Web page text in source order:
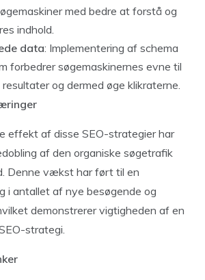
med bedre at forstå og
indhold.
data: Implementering af schema
forbedrer søgemaskinernes evne til
og dermed øge klikraterne.
effekt af disse SEO-strategier har
af den organiske søgetrafik
Denne vækst har ført til en
i antallet af nye besøgende og
demonstrerer vigtigheden af en
strategi.